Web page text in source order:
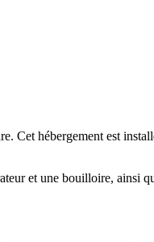
Cet hébergement est
et une bouilloire, ainsi